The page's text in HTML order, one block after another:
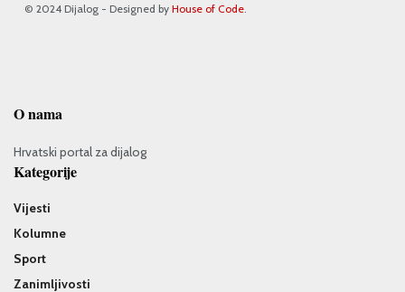
© 2024 Dijalog - Designed by House of Code
O nama
Hrvatski portal za dijalog
Kategorije
Vijesti
Kolumne
Sport
Zanimljivosti